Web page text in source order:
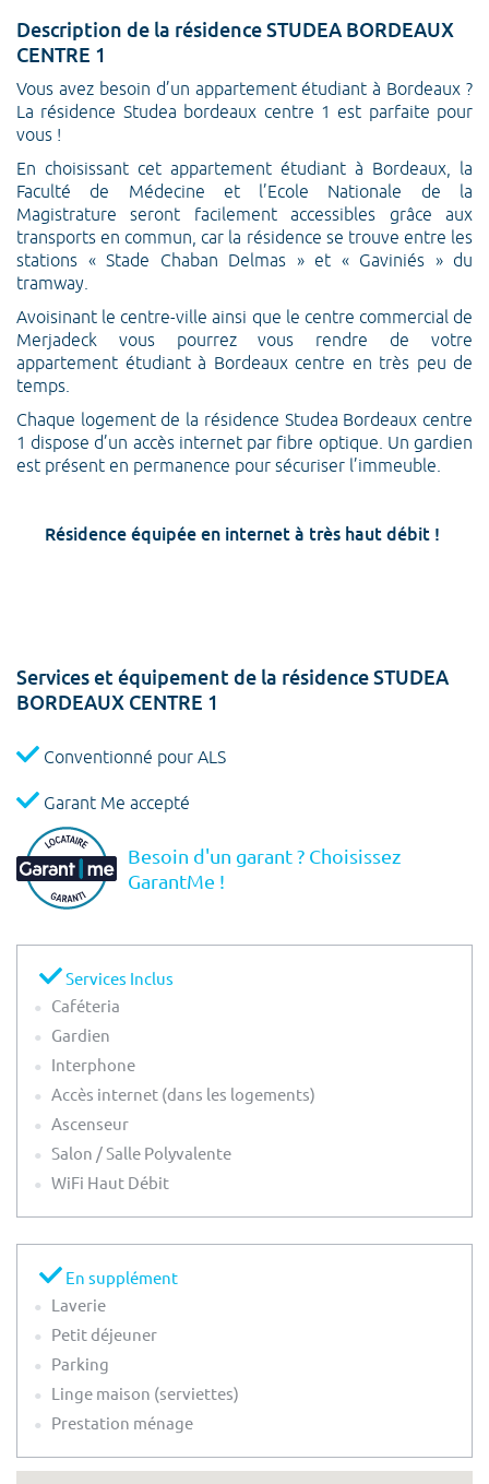
Description de la résidence STUDEA BORDEAUX
CENTRE 1
Vous avez besoin d’un appartement étudiant à Bordeaux ?
La résidence Studea bordeaux centre 1 est parfaite pour
vous !
En choisissant cet appartement étudiant à Bordeaux, la
Faculté de Médecine et l’Ecole Nationale de la
Magistrature seront facilement accessibles grâce aux
transports en commun, car la résidence se trouve entre les
stations « Stade Chaban Delmas » et « Gaviniés » du
tramway.
Avoisinant le centre-ville ainsi que le centre commercial de
Merjadeck vous pourrez vous rendre de votre
appartement étudiant à Bordeaux centre en très peu de
temps.
Chaque logement de la résidence Studea Bordeaux centre
1 dispose d’un accès internet par fibre optique. Un gardien
est présent en permanence pour sécuriser l’immeuble.
Résidence équipée en internet à très haut débit !
Services et équipement de la résidence STUDEA
BORDEAUX CENTRE 1
Conventionné pour ALS
Garant Me accepté
Besoin d'un garant ? Choisissez
GarantMe !
Services Inclus
Caféteria
Gardien
Interphone
Accès internet (dans les logements)
Ascenseur
Salon / Salle Polyvalente
WiFi Haut Débit
En supplément
Laverie
Petit déjeuner
Parking
Linge maison (serviettes)
Prestation ménage